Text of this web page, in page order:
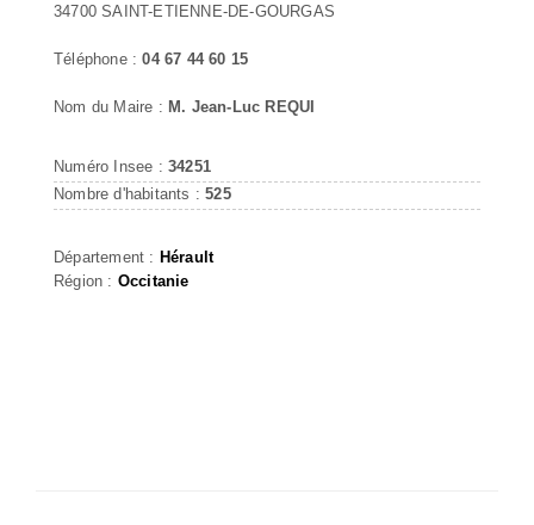
34700 SAINT-ETIENNE-DE-GOURGAS
Téléphone :04 67 44 60 15
Nom du Maire : M. Jean-Luc REQUI
Numéro Insee : 34251
Nombre d'habitants :525
Département : Hérault
Région : Occitanie